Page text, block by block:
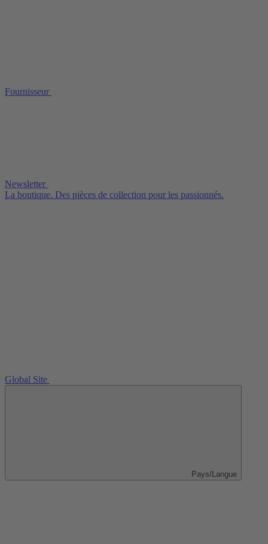
Fournisseur
Newsletter
La boutique. Des pièces de collection pour les passionnés.
Global Site
Pays/Langue